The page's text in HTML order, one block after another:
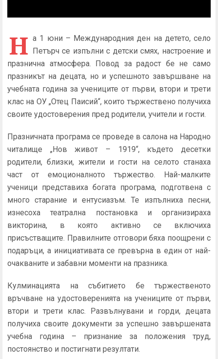
Н а 1 юни – Международния ден на детето, село
Петърч се изпълни с детски смях, настроение и
празнична атмосфера. Повод за радост бе не само
празникът на децата, но и успешното завършване на
учебната година за учениците от първи, втори и трети
клас на ОУ „Отец Паисий“, които тържествено получиха
своите удостоверения пред родители, учители и гости.
Празничната програма се проведе в салона на Народно
читалище „Нов живот – 1919“, където десетки
родители, близки, жители и гости на селото станаха
част от емоционалното тържество. Най-малките
ученици представиха богата програма, подготвена с
много старание и ентусиазъм. Те изпълниха песни,
изнесоха театрална постановка и организираха
викторина, в която активно се включиха
присъстващите. Правилните отговори бяха поощрени с
подаръци, а инициативата се превърна в един от най-
очакваните и забавни моменти на празника.
Кулминацията на събитието бе тържественото
връчване на удостоверенията на учениците от първи,
втори и трети клас. Развълнувани и горди, децата
получиха своите документи за успешно завършената
учебна година – признание за положения труд,
постоянство и постигнати резултати.